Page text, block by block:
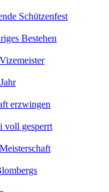
Schützenfest
Bestehen
erzwingen
voll gesperrt